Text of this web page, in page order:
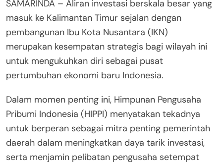
SAMARINDA – Aliran investasi berskala besar yang
masuk ke Kalimantan Timur sejalan dengan
pembangunan Ibu Kota Nusantara (IKN)
merupakan kesempatan strategis bagi wilayah ini
untuk mengukuhkan diri sebagai pusat
pertumbuhan ekonomi baru Indonesia.
Dalam momen penting ini, Himpunan Pengusaha
Pribumi Indonesia (HIPPI) menyatakan tekadnya
untuk berperan sebagai mitra penting pemerintah
daerah dalam meningkatkan daya tarik investasi,
serta menjamin pelibatan pengusaha setempat